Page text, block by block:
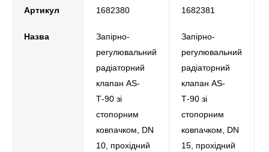
Артикул 1682380 1682381
Назва
Запірно-
регулювальний
радіаторний
клапан АS-
Т-90 зі
стопорним
ковпачком, DN
10, прохідний
Запірно-
регулювальний
радіаторний
клапан АS-
Т-90 зі
стопорним
ковпачком, DN
15, прохідний